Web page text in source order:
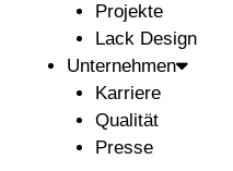
Projekte
Lack Design
Unternehmen
Karriere
Qualität
Presse